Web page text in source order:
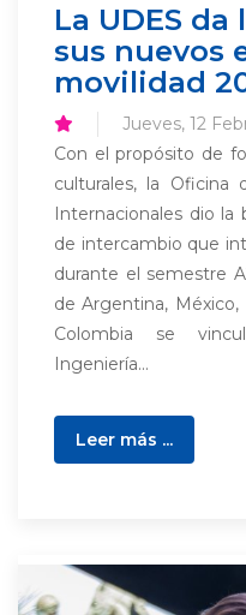
La UDES
sus nuevos
movilidad
Jueves, 12
Con el propósito de
culturales, la Oficina
Internacionales dio la
de intercambio que
durante el semestre
de Argentina,
Colombia se
Ingeniería...
Leer más ...